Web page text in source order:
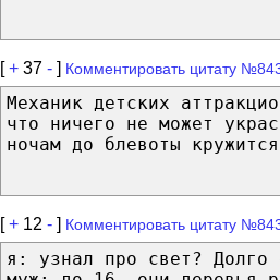
[+ 37 - ] Комментировать цитату
Механик детских
что ничего не может
ночам до блевоты
[+ 12 - ] Комментировать цитату
я: узнал про свет? Долго